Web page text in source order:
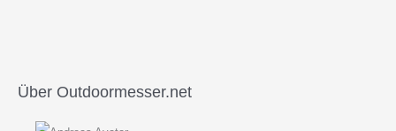
Stahl?
Über Outdoormesser.net